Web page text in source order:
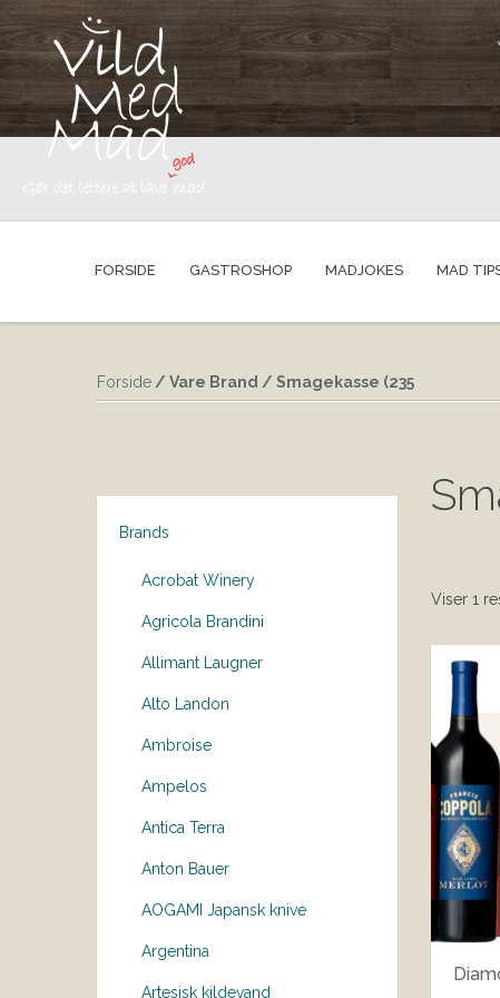
FORSIDE GASTROSHOP MADJOKES MAD
Forside / Vare Brand / Smagekasse (235
Brands
Acrobat Winery
Agricola Brandini
Allimant Laugner
Alto Landon
Ambroise
Ampelos
Antica Terra
Anton Bauer
AOGAMI Japansk knive
Argentina
Artesisk kildevand
Viser 1